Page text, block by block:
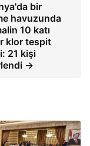
bir
havuzunda
10 katı
klor tespit
21 kişi
→